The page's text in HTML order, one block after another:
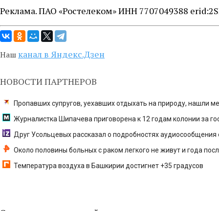
Реклама. ПАО «Ростелеком» ИНН 7707049388
Наш канал в Яндекс.Дзен
НОВОСТИ ПАРТНЕРОВ
Пропавших супругов, уехавших отдыхать на природу, нашли
Журналистка Шипачева приговорена к 12 годам колонии за
Друг Усольцевых рассказал о подробностях
Около половины больных с раком легкого не живут и года
Температура воздуха в Башкирии достигнет +35 градусов